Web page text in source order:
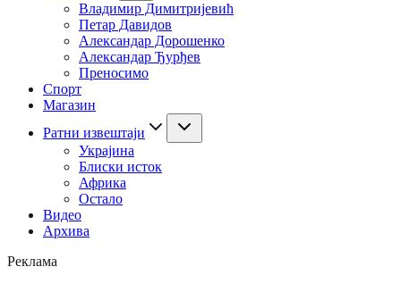
Владимир Димитријевић
Петар Давидов
Александар Дорошенко
Александар Ђурђев
Преносимо
Спорт
Магазин
Ратни извештаји
Украјина
Блиски исток
Африка
Остало
Видео
Архива
Реклама